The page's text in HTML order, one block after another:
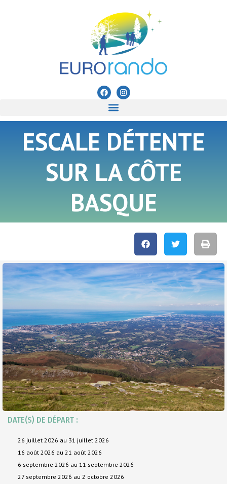
ESCALE DÉTENTE
SUR LA CÔTE
BASQUE
DATE(S) DE DÉPART :
26 juillet 2026 au 31 juillet 2026
16 août 2026 au 21 août 2026
6 septembre 2026 au 11 septembre 2026
27 septembre 2026 au 2 octobre 2026